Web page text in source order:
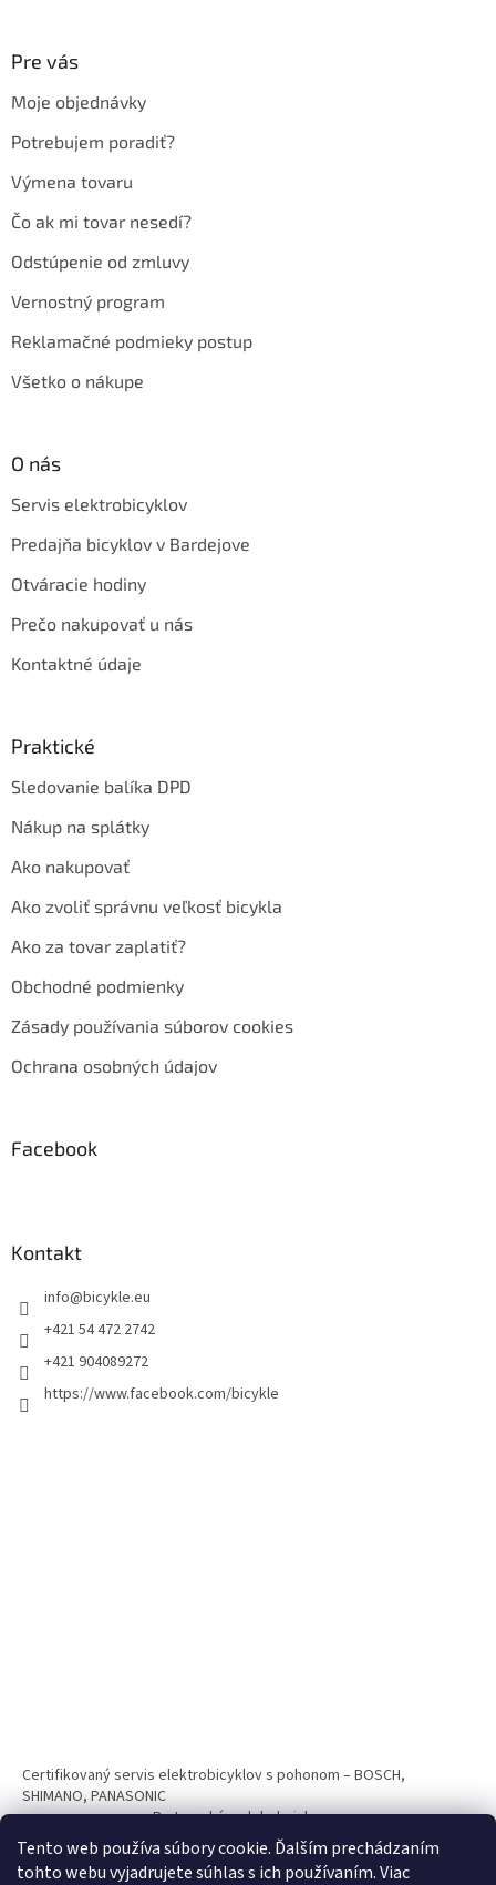
Tento web používa súbory cookie. Ďalším prechádzaním
tohto webu vyjadrujete súhlas s ich používaním. Viac
Pre vás
Moje objednávky
Potrebujem poradiť?
Výmena tovaru
Čo ak mi tovar nesedí?
Odstúpenie od zmluvy
Vernostný program
Reklamačné podmieky postup
Všetko o nákupe
O nás
Servis elektrobicyklov
Predajňa bicyklov v Bardejove
Otváracie hodiny
Prečo nakupovať u nás
Kontaktné údaje
Praktické
Sledovanie balíka DPD
Nákup na splátky
Ako nakupovať
Ako zvoliť správnu veľkosť bicykla
Ako za tovar zaplatiť?
Obchodné podmienky
Zásady používania súborov cookies
Ochrana osobných údajov
Facebook
Kontakt
info@bicykle.eu
+421 54 472 2742
+421 904089272
https://www.facebook.com/bicykle
Certifikovaný servis elektrobicyklov s pohonom – BOSCH,
SHIMANO, PANASONIC
Partnerský web hokejshop.eu